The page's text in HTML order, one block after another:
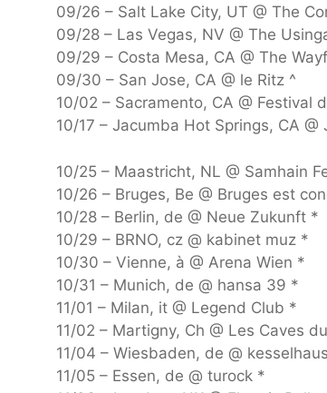
09/26 – Salt Lake City, UT @ The
09/28 – Las Vegas, NV @ The
09/29 – Costa Mesa, CA @ The
09/30 – San Jose, CA @ le Ritz ^
10/02 – Sacramento, CA @ Festival
10/17 – Jacumba Hot Springs, CA
10/25 – Maastricht, NL @ Samhain
10/26 – Bruges, Be @ Bruges est
10/28 – Berlin, de @ Neue Zukunft *
10/29 – BRNO, cz @ kabinet muz *
10/30 – Vienne, à @ Arena Wien *
10/31 – Munich, de @ hansa 39 *
11/01 – Milan, it @ Legend Club *
11/02 – Martigny, Ch @ Les Caves
11/04 – Wiesbaden, de @
11/05 – Essen, de @ turock *